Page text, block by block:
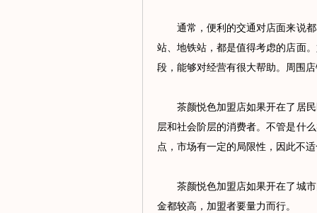
通常，便利的交通对店面来说都
站、地铁站，都是值得考虑的店面
段，能够对经营有很大帮助。周围
茶颜悦色加盟店如果开在了居民
层和社会阶层的消费者。不管是什
点，市场有一定的局限性，因此不
茶颜悦色加盟店如果开在了城市
金都较高，加盟者要量力而行。